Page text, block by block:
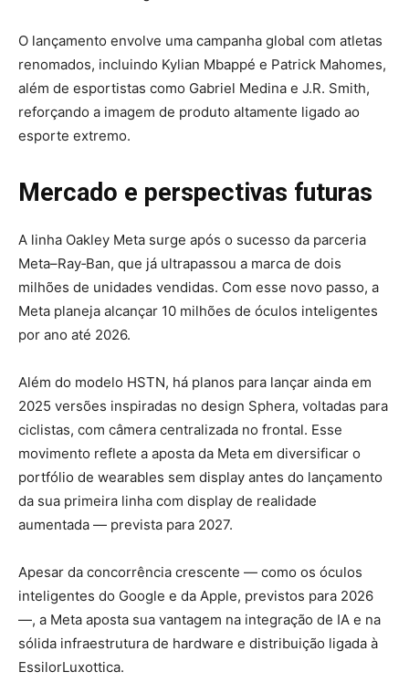
O lançamento envolve uma campanha global com atletas
renomados, incluindo Kylian Mbappé e Patrick Mahomes,
além de esportistas como Gabriel Medina e J.R. Smith,
reforçando a imagem de produto altamente ligado ao
esporte extremo.
Mercado e perspectivas futuras
A linha Oakley Meta surge após o sucesso da parceria
Meta–Ray‑Ban, que já ultrapassou a marca de dois
milhões de unidades vendidas. Com esse novo passo, a
Meta planeja alcançar 10 milhões de óculos inteligentes
por ano até 2026.
Além do modelo HSTN, há planos para lançar ainda em
2025 versões inspiradas no design Sphera, voltadas para
ciclistas, com câmera centralizada no frontal. Esse
movimento reflete a aposta da Meta em diversificar o
portfólio de wearables sem display antes do lançamento
da sua primeira linha com display de realidade
aumentada — prevista para 2027.
Apesar da concorrência crescente — como os óculos
inteligentes do Google e da Apple, previstos para 2026
—, a Meta aposta sua vantagem na integração de IA e na
sólida infraestrutura de hardware e distribuição ligada à
EssilorLuxottica.